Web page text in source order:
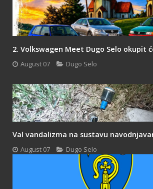
2. Volkswagen Meet Dugo Selo okupit
August 07 Dugo Selo
Val vandalizma na sustavu
August 07 Dugo Selo